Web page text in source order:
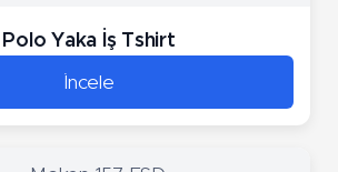
Polo Yaka İş Tshirt
İncele